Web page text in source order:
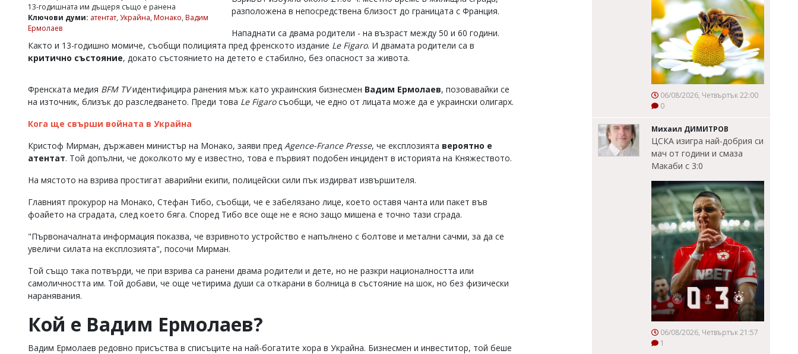
Касабова,
k.kassabova@flagman.bg
редактор:
office@flagman.bg
въвеждат
читателите
редакцията
откриете
обиден
13-годишната им дъщеря също е ранена
Ключови думи: атентат, Украйна, Монако, Вадим
Ермолаев
разположена в непосредствена близост до границата с Франция.
Нападнати са двама родители - на възраст между 50 и 60 години.
Както и 13-годишно момиче, съобщи полицията пред френското издание Le Figaro. И двамата родители са в
критично състояние, докато състоянието на детето е стабилно, без опасност за живота.
Френската медия BFM TVидентифицира ранения мъж като украинския бизнесмен Вадим Ермолаев, позовавайки се
на източник, близък до разследването. Преди това Le Figaroсъобщи, че едно от лицата може да е украински олигарх.
Кога ще свърши войната в Украйна
Кристоф Мирман, държавен министър на Монако, заяви пред Agence-France Presse, че експлозията вероятно е
атентат. Той допълни, че доколкото му е известно, това е първият подобен инцидент в историята на Княжеството.
На мястото на взрива простигат аварийни екипи, полицейски сили пък издирват извършителя.
Главният прокурор на Монако, Стефан Тибо, съобщи, че е забелязано лице, което оставя чанта или пакет във
фоайето на сградата, след което бяга. Според Тибо все още не е ясно защо мишена е точно тази сграда.
"Първоначалната информация показва, че взривното устройство е напълнено с болтове и метални сачми, за да се
увеличи силата на експлозията", посочи Мирман.
Той също така потвърди, че при взрива са ранени двама родители и дете, но не разкри националността или
самоличността им. Той добави, че още четирима души са откарани в болница в състояние на шок, но без физически
наранявания.
Кой е Вадим Ермолаев?
Вадим Ермолаев редовно присъства в списъците на най-богатите хора в Украйна. Бизнесмен и инвеститор, той беше
06/08/2026, Четвъртък 22:00
0
Михаил ДИМИТРОВ
ЦСКА изигра най-добрия си
мач от години и смаза
Макаби с 3:0
06/08/2026, Четвъртък 21:57
1